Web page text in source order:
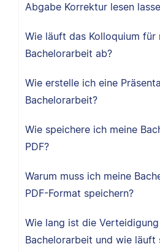
Abgabe Korrektur lesen
Wie läuft das Kolloquium für
Bachelorarbeit ab?
Wie erstelle ich eine
Bachelorarbeit?
Wie speichere ich meine
PDF?
Warum muss ich meine
PDF-Format speichern?
Wie lang ist die
Bachelorarbeit und wie läuft